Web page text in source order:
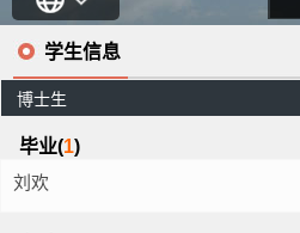
学生信息
博士生
毕业(1)
刘欢